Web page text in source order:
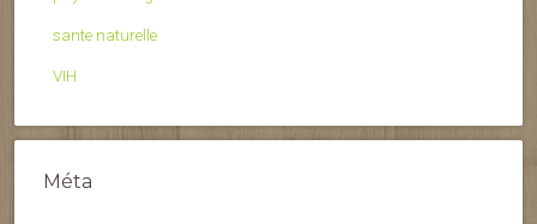
sante naturelle
VIH
Méta